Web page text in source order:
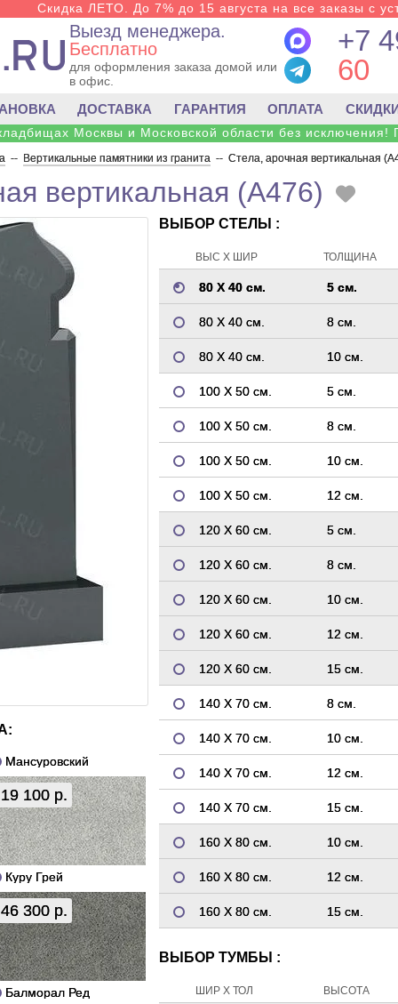
Скидка ЛЕТО. До 7% до 15 августа на все заказы с
Выезд менеджера.
Бесплатно
для оформления заказа домой или
в офис.
+7
60
ДОСТАВКА ГАРАНТИЯ ОПЛАТА
Москвы и Московской области без исключения!
-- Вертикальные памятники из гранита -- Стела, арочная вертикальная
вертикальная (A476)
Мансуровский
19 100 р.
Куру Грей
46 300 р.
Балморал Ред
ВЫБОР СТЕЛЫ :
ВЫС Х ШИР ТОЛЩИНА
80 Х 40 см. 5 см.
80 Х 40 см. 8 см.
80 Х 40 см. 10 см.
100 Х 50 см. 5 см.
100 Х 50 см. 8 см.
100 Х 50 см. 10 см.
100 Х 50 см. 12 см.
120 Х 60 см. 5 см.
120 Х 60 см. 8 см.
120 Х 60 см. 10 см.
120 Х 60 см. 12 см.
120 Х 60 см. 15 см.
140 Х 70 см. 8 см.
140 Х 70 см. 10 см.
140 Х 70 см. 12 см.
140 Х 70 см. 15 см.
160 Х 80 см. 10 см.
160 Х 80 см. 12 см.
160 Х 80 см. 15 см.
ВЫБОР ТУМБЫ :
ШИР Х ТОЛ ВЫСОТА